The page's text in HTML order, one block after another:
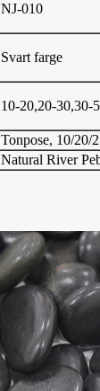
NJ-010
Svart farge
10-20,20-30,30-
Tonpose, 10/20/
Natural River